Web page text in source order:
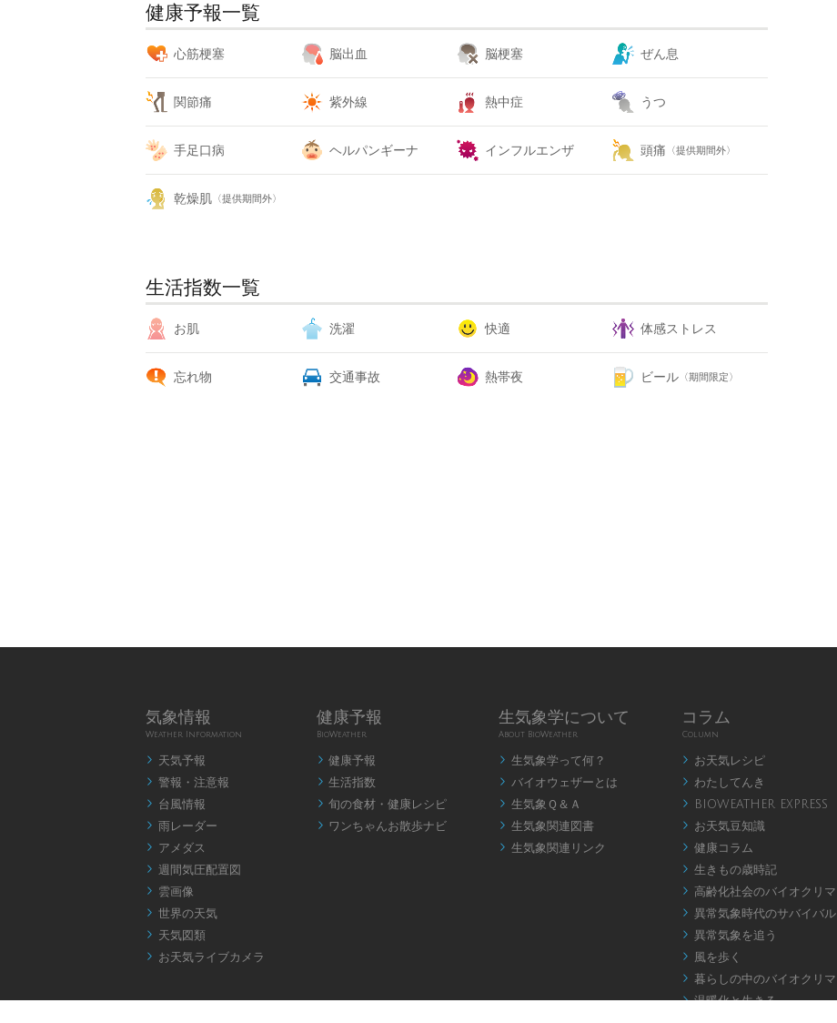
健康予報一覧
心筋梗塞 脳出血 脳梗塞 ぜん息
関節痛 紫外線 熱中症 うつ
手足口病 ヘルパンギーナ インフルエンザ 頭痛 〈提供期間外〉
乾燥肌 〈提供期間外〉
生活指数一覧
お肌 洗濯 快適 体感ストレス
忘れ物 交通事故 熱帯夜 ビール 〈期間限定〉
気象情報
Weather Information
 天気予報
 警報・注意報
 台風情報
 雨レーダー
 アメダス
 週間気圧配置図
 雲画像
 世界の天気
 天気図類
 お天気ライブカメラ
健康予報
BioWeather
 健康予報
 生活指数
 旬の食材・健康レシピ
 ワンちゃんお散歩ナビ
生気象学について
About BioWeather
 生気象学って何？
 バイオウェザーとは
 生気象Ｑ＆Ａ
 生気象関連図書
 生気象関連リンク
コラム
Column
 お天気レシピ
 わたしてんき
 BIOWEATHER EXPRESS
 お天気豆知識
 健康コラム
 生きもの歳時記
 高齢化社会のバイオクリマ
 異常気象時代のサバイバル
 異常気象を追う
 風を歩く
 暮らしの中のバイオクリマ
 温暖化と生きる